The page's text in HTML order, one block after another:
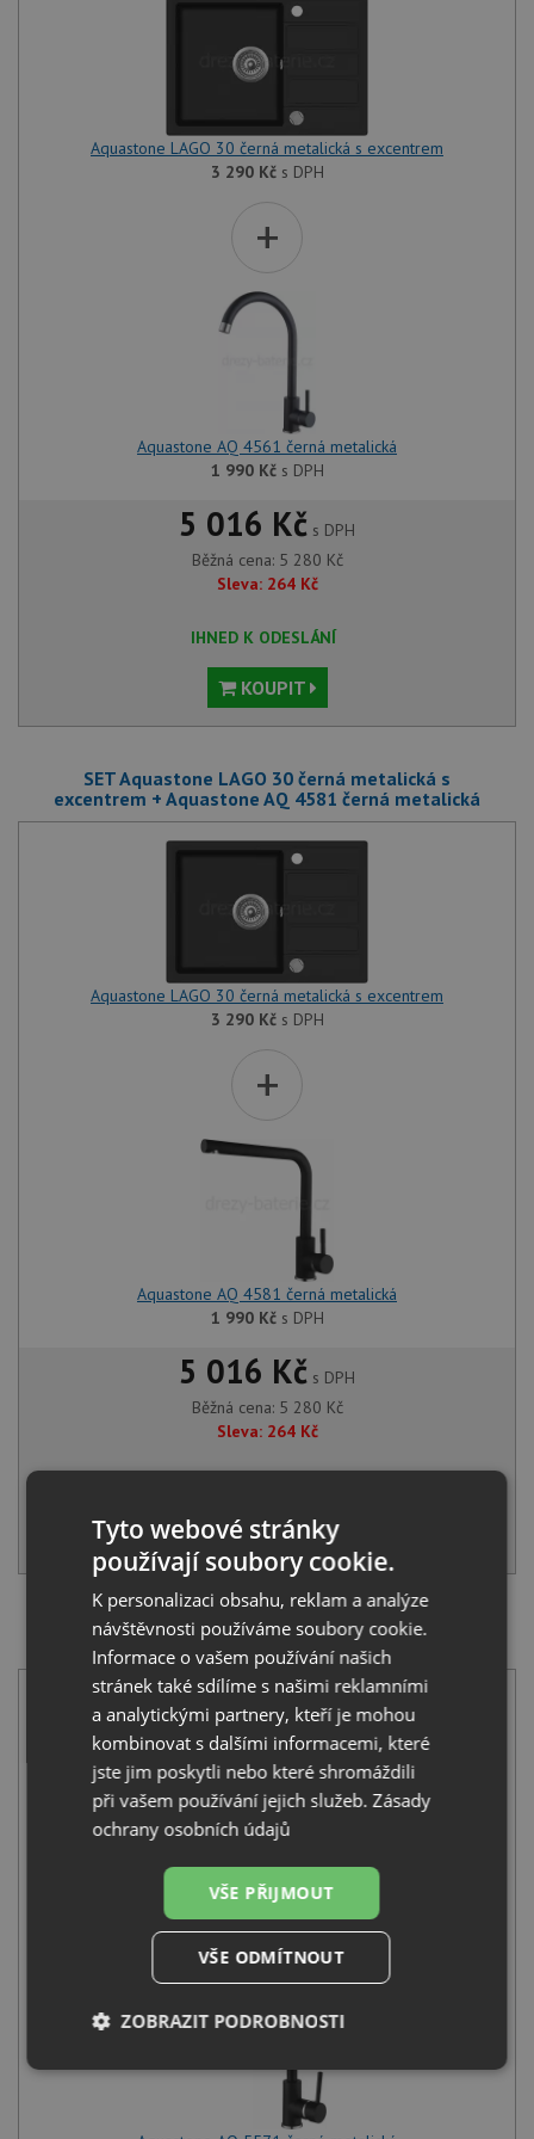
Aquastone LAGO 30 černá metalická s excentrem
3 290 Kčs DPH
+
Aquastone AQ 4561 černá metalická
1 990 Kčs DPH
5 016 Kč s DPH
Běžná cena: 5 280 Kč
Sleva: 264 Kč
IHNED K ODESLÁNÍ
KOUPIT
SET Aquastone LAGO 30 černá metalická s
excentrem + Aquastone AQ 4581 černá metalická
Aquastone LAGO 30 černá metalická s excentrem
3 290 Kčs DPH
+
Aquastone AQ 4581 černá metalická
1 990 Kčs DPH
5 016 Kč s DPH
Běžná cena: 5 280 Kč
Sleva: 264 Kč
KOUPIT
SET Aquastone LAGO 30 černá metalická s
excentrem + Aquastone AQ 5571 černá metalická
Aquastone LAGO 30 černá metalická s excentrem
3 290 Kčs DPH
+
Tyto webové stránky
používají soubory cookie.
K personalizaci obsahu, reklam a analýze
návštěvnosti používáme soubory cookie.
Informace o vašem používání našich
stránek také sdílíme s našimi reklamními
a analytickými partnery, kteří je mohou
kombinovat s dalšími informacemi, které
jste jim poskytli nebo které shromáždili
při vašem používání jejich služeb.Zásady
ochrany osobních údajů
VŠE PŘIJMOUT
VŠE ODMÍTNOUT
ZOBRAZIT PODROBNOSTI
Nezbytně
Výkonové
Soubory